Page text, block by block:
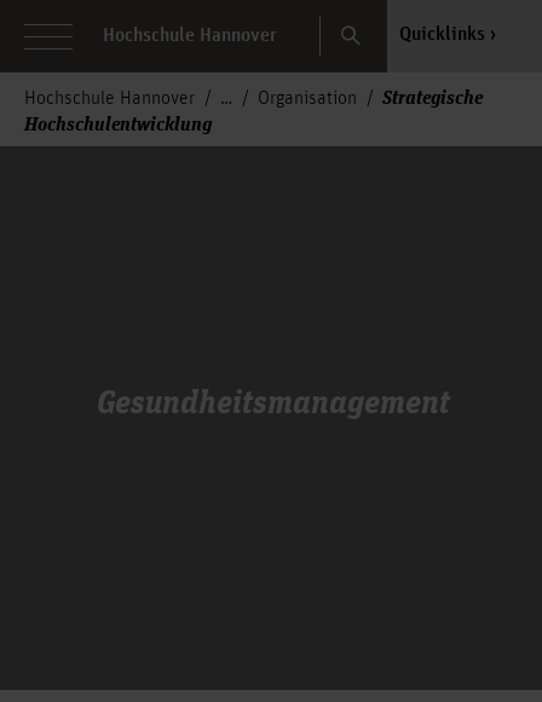
Hochschule Hannover Search Quicklinks
Hochschule Hannover Organisation
Strategische
Hochschulentwicklung
Gesundheitsmanagement